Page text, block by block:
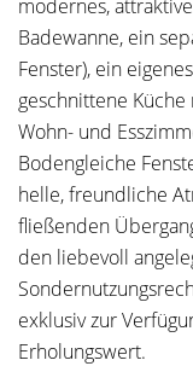
modernes,
Badewanne, ein
Fenster), ein
geschnittene
Wohn- und
Bodengleiche
helle, freundliche
fließenden
den liebevoll
exklusiv zur
Erholungswert.